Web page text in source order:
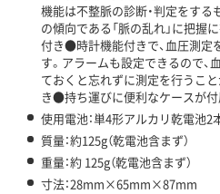
機能は不整脈の診断・判定をする
の傾向である「脈の乱れ」に把
付き●時計機能付きで、血圧測定
す。アラームも設定できるので
ておくと忘れずに測定を行うこ
き●持ち運びに便利なケースが付
使用電池：単4形アルカリ乾電池2
質量：約125g（乾電池含まず）
重量：約 125g（乾電池含まず）
寸法：28mm×65mm×87mm